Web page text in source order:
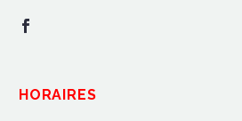
HORAIRES